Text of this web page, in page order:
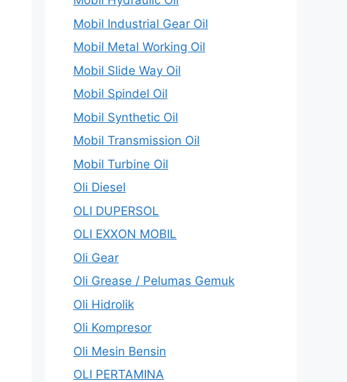
Mobil Industrial Gear Oil
Mobil Metal Working Oil
Mobil Slide Way Oil
Mobil Spindel Oil
Mobil Synthetic Oil
Mobil Transmission Oil
Mobil Turbine Oil
Oli Diesel
OLI DUPERSOL
OLI EXXON MOBIL
Oli Gear
Oli Grease / Pelumas Gemuk
Oli Hidrolik
Oli Kompresor
Oli Mesin Bensin
OLI PERTAMINA